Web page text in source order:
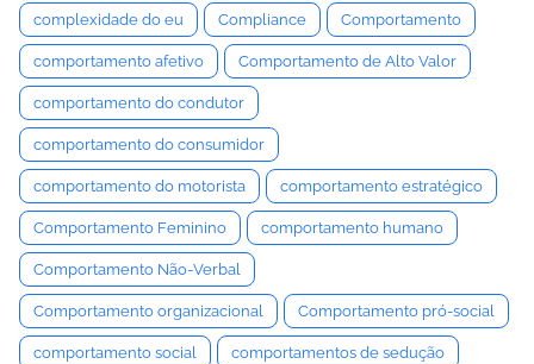
complexidade do eu Compliance Comportamento
comportamento afetivo Comportamento de Alto Valor
comportamento do condutor
comportamento do consumidor
comportamento do motorista comportamento estratégico
Comportamento Feminino comportamento humano
Comportamento Não-Verbal
Comportamento organizacional Comportamento pró-social
comportamento social comportamentos de sedução